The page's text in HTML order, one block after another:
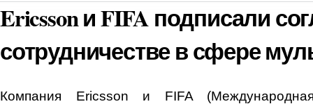
Ericsson и FIFA подписали
сотрудничестве в сфере
Компания Ericsson и FIFA